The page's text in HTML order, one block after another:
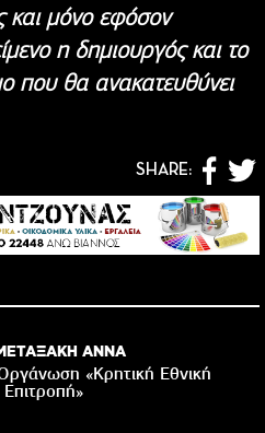
και μόνο εφόσον
η δημιουργός και το
που θα ανακατευθύνει
SHARE:
ΑΝΝΑ
«Κρητική Εθνική